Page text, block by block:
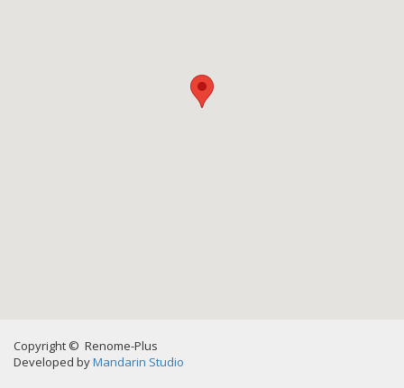
Copyright © Renome-Plus
Developed byMandarin Studio